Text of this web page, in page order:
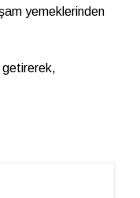
yemeklerinden
getirerek,